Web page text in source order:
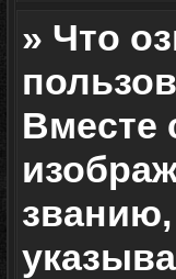
» Что
Вместе
званию,